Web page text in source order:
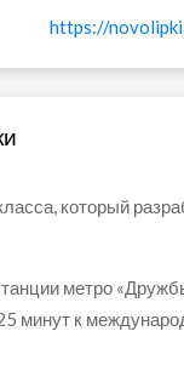
https://
который
метро
минут к